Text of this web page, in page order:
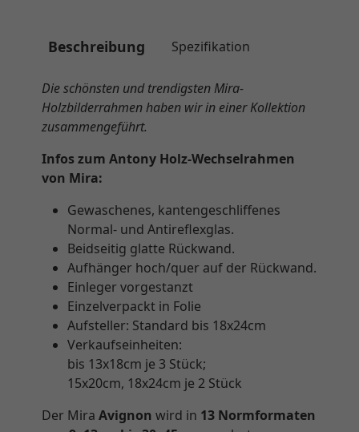
Beschreibung Spezifikation
Die schönsten und trendigsten Mira-
Holzbilderrahmen haben wir in einer Kollektion
zusammengeführt.
Infos zum Antony Holz-Wechselrahmen
von Mira:
Gewaschenes, kantengeschliffenes
Normal- und Antireflexglas.
Beidseitig glatte Rückwand.
Aufhänger hoch/quer auf der Rückwand.
Einleger vorgestanzt
Einzelverpackt in Folie
Aufsteller: Standard bis 18x24cm
Verkaufseinheiten:
bis 13x18cm je 3 Stück;
15x20cm, 18x24cm je 2 Stück
Der Mira Avignon wird in 13 Normformaten